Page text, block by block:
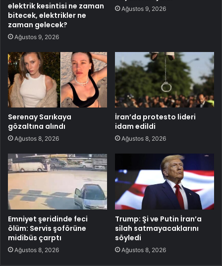
elektrik kesintisi ne zaman
bitecek, elektrikler ne
zaman gelecek?
Ağustos 9, 2026
Ağustos 9, 2026
Serenay Sarıkaya
gözaltına alındı
Ağustos 8, 2026
İran’da protesto lideri
idam edildi
Ağustos 8, 2026
Emniyet şeridinde feci
ölüm: Servis şoförüne
midibüs çarptı
Ağustos 8, 2026
Trump: Şi ve Putin İran’a
silah satmayacaklarını
söyledi
Ağustos 8, 2026